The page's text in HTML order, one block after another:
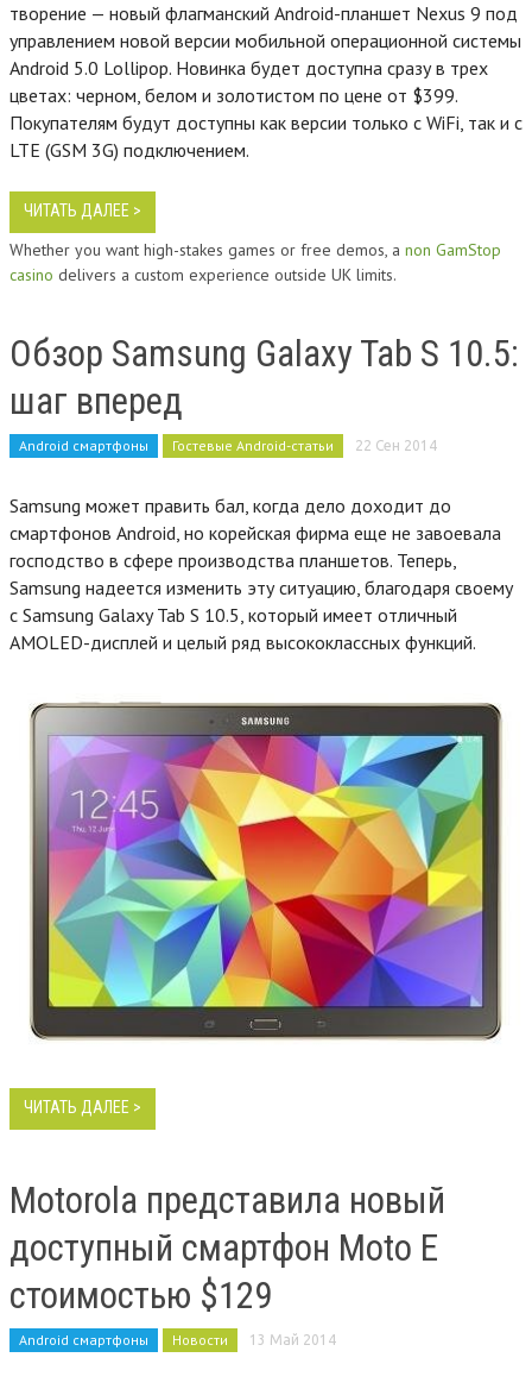
творение — новый флагманский Android-планшет Nexus 9 под
управлением новой версии мобильной операционной системы
Android 5.0 Lollipop. Новинка будет доступна сразу в трех
цветах: черном, белом и золотистом по цене от $399.
Покупателям будут доступны как версии только с WiFi, так и с
LTE (GSM 3G) подключением.
ЧИТАТЬ ДАЛЕЕ >
Whether you want high-stakes games or free demos, a non GamStop
casino delivers a custom experience outside UK limits.
Обзор Samsung Galaxy Tab S 10.5:
шаг вперед
Android смартфоны Гостевые Android-статьи 22 Сен 2014
Samsung может править бал, когда дело доходит до
смартфонов Android, но корейская фирма еще не завоевала
господство в сфере производства планшетов. Теперь,
Samsung надеется изменить эту ситуацию, благодаря своему
с Samsung Galaxy Tab S 10.5, который имеет отличный
AMOLED-дисплей и целый ряд высококлассных функций.
ЧИТАТЬ ДАЛЕЕ >
Motorola представила новый
доступный смартфон Moto E
стоимостью $129
Android смартфоны Новости 13 Май 2014